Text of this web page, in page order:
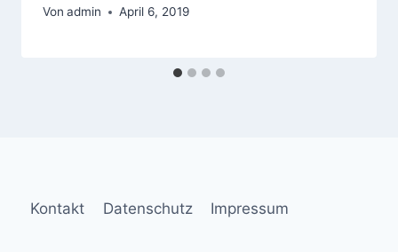
Von admin April 6, 2019
Kontakt Datenschutz Impressum